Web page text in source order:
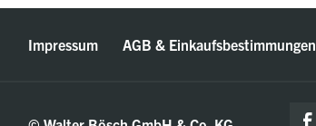
Impressum AGB & Einkaufsbestimmungen